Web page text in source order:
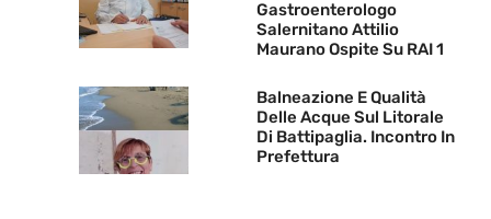
Gastroenterologo
Salernitano Attilio
Maurano Ospite Su RAI 1
Balneazione E Qualità
Delle Acque Sul Litorale
Di Battipaglia. Incontro In
Prefettura